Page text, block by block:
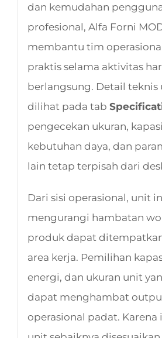
dan kemudahan
profesional, Alfa Forni
membantu tim
praktis selama aktivitas
berlangsung. Detail teknis
dilihat pada tab
pengecekan ukuran,
kebutuhan daya, dan
lain tetap terpisah dari
Dari sisi operasional, unit
mengurangi hambatan
produk dapat
area kerja. Pemilihan
energi, dan ukuran unit
dapat menghambat
operasional padat.